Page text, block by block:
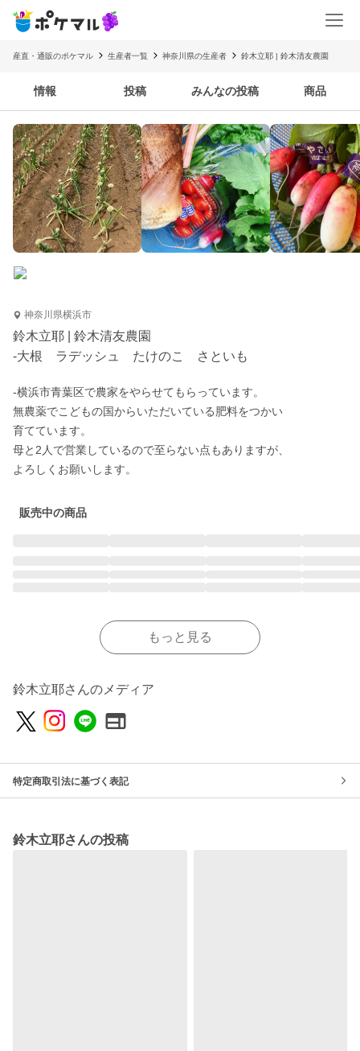
産直・通販のポケマル 生産者一覧 神奈川県の生産者 鈴木立耶 | 鈴木清友農園
情報 投稿 みんなの投稿 商品
神奈川県横浜市
鈴木立耶 | 鈴木清友農園
-大根 ラデッシュ たけのこ さといも
-横浜市青葉区で農家をやらせてもらっています。
無農薬でこどもの国からいただいている肥料をつかい
育てています。
母と2人で営業しているので至らない点もありますが、
よろしくお願いします。
販売中の商品
もっと見る
鈴木立耶さんのメディア
特定商取引法に基づく表記
鈴木立耶さんの投稿